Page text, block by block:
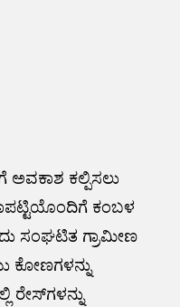
ಅವಕಾಶ ಕಲ್ಪಿಸಲು
ಕಂಬಳ
ಸಂಘಟಿತ ಗ್ರಾಮೀಣ
ಕೋಣಗಳನ್ನು
ರೇಸ್‌ಗಳನ್ನು